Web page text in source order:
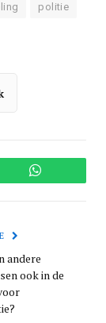
politie
WhatsApp
andere
ook in de